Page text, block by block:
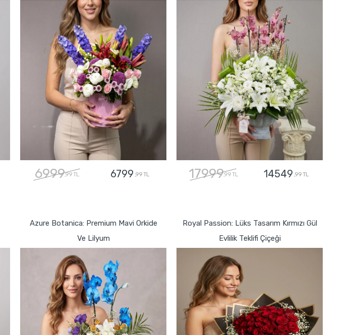
6999,99 TL 6799 ,99 TL 17999,99 TL 14549 ,99 TL
Azure Botanica: Premium Mavi Orkide
Ve Lilyum
Royal Passion: Lüks Tasarım Kırmızı Gül
Evlilik Teklifi Çiçeği